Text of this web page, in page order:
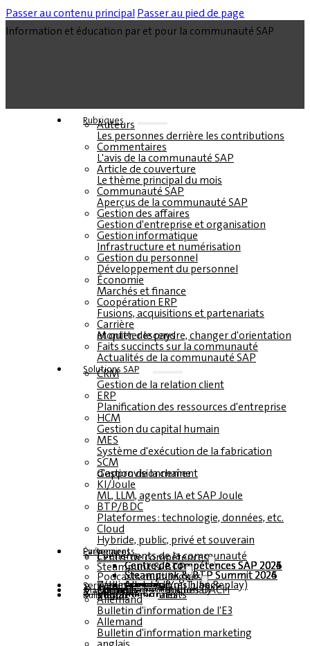
Passer au contenu principal Passer au pied de page
Information et éducation par et pour la communauté SAP
Rubriques
Auteurs
Les personnes derrière les contributions
Commentaires
L'avis de la communauté SAP
Article de couverture
Le thème principal du mois
Communauté SAP
Aperçus de la communauté SAP
Gestion des affaires
Gestion d'entreprise et organisation
Gestion informatique
Infrastructure et numérisation
Gestion du personnel
Développement du personnel
Économie
Marchés et finance
Coopération ERP
Fusions, acquisitions et partenariats
Carrière
Monter, descendre, changer d'orientation et quitter le pays
Faits succincts sur la communauté
Actualités de la communauté SAP
Solutions SAP
CRM
Gestion de la relation client
ERP
Planification des ressources d'entreprise
HCM
Gestion du capital humain
MES
Système d'exécution de la fabrication
SCM
Gestion de la chaîne d'approvisionnement
KI/Joule
ML, LLM, agents IA et SAP Joule
BTP/BDC
Plateformes : technologie, données, etc.
Cloud
Hybride, public, privé et souverain
Partenaires
Événements
Événements de la communauté
Centre de compétences
Centre de compétences SAP 2026
Centre de compétences SAP 2025
Centre de compétences SAP 2024
Centre de compétences SAP 2023
Steampunk & BTP
Steampunk & BTP Summit 2026
Steampunk & BTP Summit 2025
Steampunk & BTP Summit 2024
Podcasts multilingues
Allemand
anglais
espagnol
français
Tables rondes (YouTube Replay)
Webinaires et livres blancs
Service
Formulaires
Contact
Données médiatiques DACH
Kit média (international)
Magazine
s'abonner ici
pour les abonnés
magazines gratuits
Bulletin
Allemand
Bulletin d'information de l'E3
Allemand
Bulletin d'information marketing